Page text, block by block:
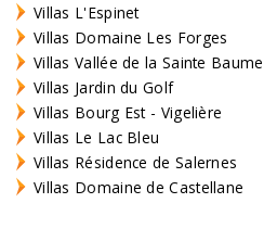
Villas L'Espinet
Villas Domaine Les Forges
Villas Vallée de la Sainte Baume
Villas Jardin du Golf
Villas Bourg Est - Vigelière
Villas Le Lac Bleu
Villas Résidence de Salernes
Villas Domaine de Castellane